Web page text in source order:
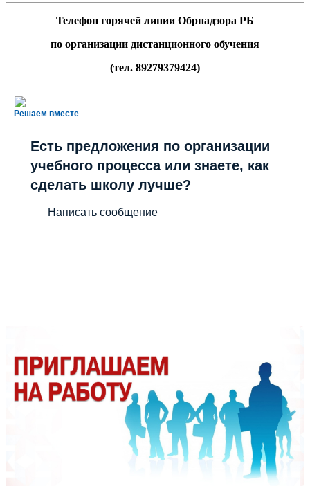
Телефон горячей линии Обрнадзора РБ
по организации дистанционного обучения
(тел. 89279379424)
Решаем вместе
Есть предложения по организации
учебного процесса или знаете, как
сделать школу лучше?
Написать сообщение